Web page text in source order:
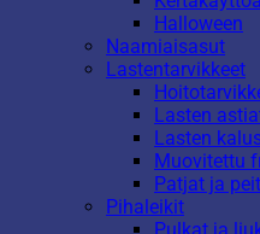
Halloween
Naamiaisasut
Lastentarvikkeet
Lasten
Lasten
Muovitettu
Patjat ja
Pihaleikit